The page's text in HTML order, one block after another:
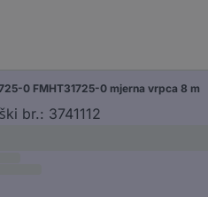
0 FMHT31725-0 mjerna vrpca 8 m
br.: 3741112